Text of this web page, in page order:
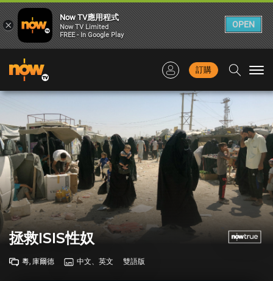
訂購
拯救ISIS性奴
粵, 庫爾德 中文、英文 雙語版
×
Now TV應用程式
Now TV Limited
FREE - In Google Play
OPEN